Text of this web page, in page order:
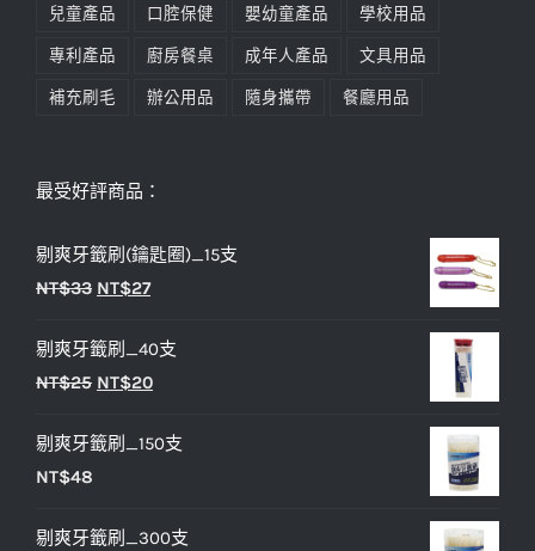
兒童產品 口腔保健 嬰幼童產品 學校用品
專利產品 廚房餐桌 成年人產品 文具用品
補充刷毛 辦公用品 隨身攜帶 餐廳用品
最受好評商品：
剔爽牙籤刷(鑰匙圈)_15支
NT$33 原
價
格：
NT$27目
價
格：
剔爽牙籤刷_40支
NT$25 原
價
NT$20目
價
剔爽牙籤刷_150支
NT$48
剔爽牙籤刷_300支